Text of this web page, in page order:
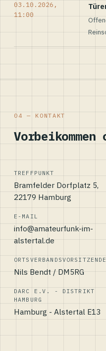
03.10.2026,
11:00
04 — KONTAKT
TREFFPUNKT
Bramfelder Dorfplatz 5,
22179 Hamburg
E-MAIL
info@amateurfunk-im-
alstertal.de
Nils Bendt / DM5RG
DARC E.V. - DISTRIKT
HAMBURG
Hamburg - Alstertal E13